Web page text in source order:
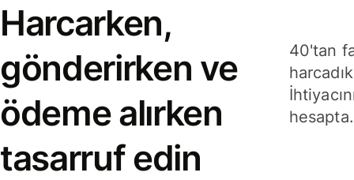
Harcarken,
gönderirken ve
ödeme alırken
tasarruf edin
40'tan
hesapta.